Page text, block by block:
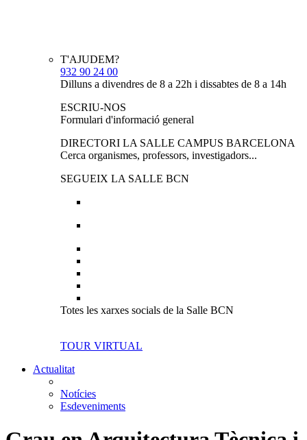
T'AJUDEM?
932 90 24 00
Dilluns a divendres de 8 a 22h i dissabtes de 8 a 14h
ESCRIU-NOS
Formulari d'informació general
DIRECTORI LA SALLE CAMPUS BARCELONA
Cerca organismes, professors, investigadors...
SEGUEIX LA SALLE BCN
Totes les xarxes socials de la Salle BCN
TOUR VIRTUAL
Actualitat
Notícies
Esdeveniments